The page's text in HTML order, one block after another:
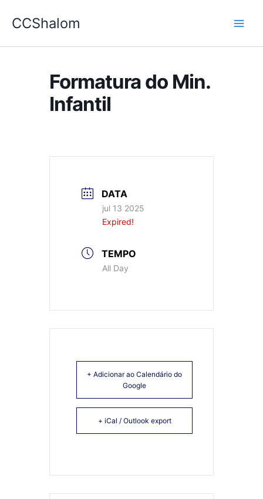
para
conteúdo
CCShalom
Formatura do Min.
Infantil
DATA
jul 13 2025
Expired!
TEMPO
All Day
+ Adicionar ao Calendário do
Google
+ iCal / Outlook export